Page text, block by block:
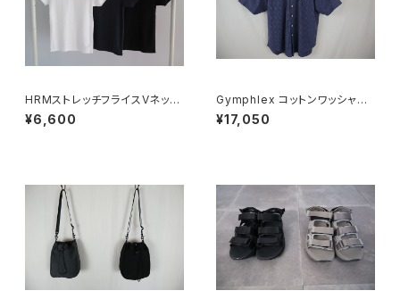
HRMストレッチフライスVネック
ショートスリーブTシャツ
¥6,600
Gymphlex コットンワッシャー
ボタンダウン半袖シャツ CHEC
K MEN
¥17,050